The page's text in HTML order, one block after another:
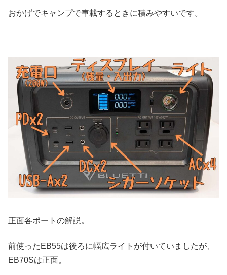
おかげでキャンプで車載するときに積みやすいです。
正面各ポートの解説。
前使ったEB55は後ろに幅広ライトが付いていましたが、
EB70Sは正面。